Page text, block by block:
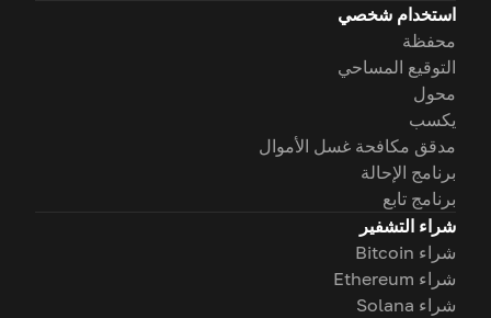
استخدام شخصي
محفظة
التوقيع المساحي
محول
يكسب
مدقق مكافحة غسل الأموال
برنامج الإحالة
برنامج تابع
شراء التشفير
شراء Bitcoin
شراء Ethereum
شراء Solana